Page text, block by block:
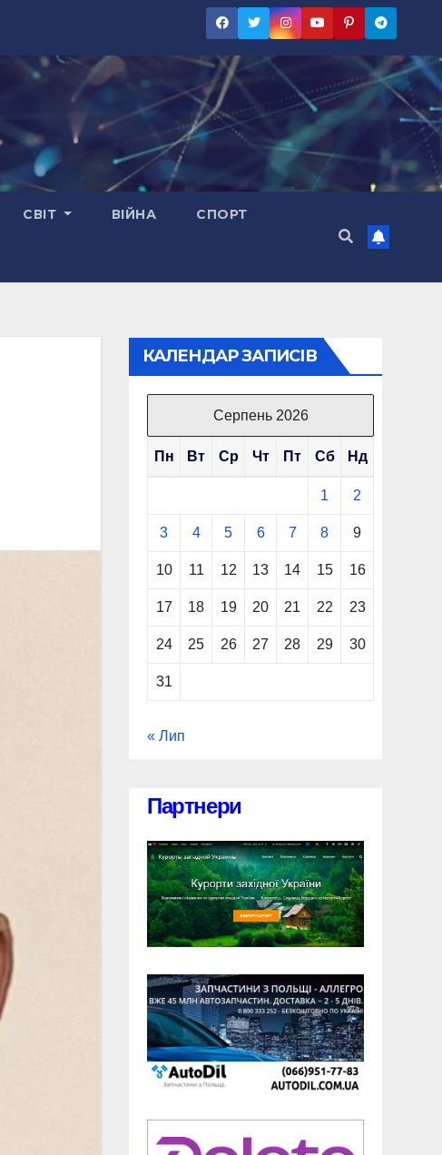
СВІТ ВІЙНА СПОРТ
КАЛЕНДАР ЗАПИСІВ
Серпень 2026
Пн Вт Ср Чт Пт Сб Нд
1 2
3 4 5 6 7 8 9
10 11 12 13 14 15 16
17 18 19 20 21 22 23
24 25 26 27 28 29 30
31
« Лип
Партнери